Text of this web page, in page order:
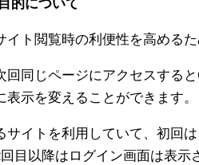
的について
イト閲覧時の利便性を高めるた
回同じページにアクセスする
表示を変えることができます。
サイトを利用していて、初回
目以降はログイン画面は表示